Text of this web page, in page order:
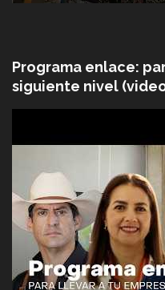
Programa enlace:
siguiente nivel